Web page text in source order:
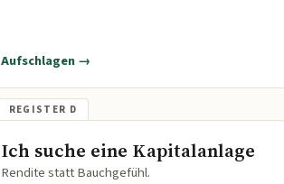
Aufschlagen →
Ich suche eine Kapitalanlage
Rendite statt Bauchgefühl.